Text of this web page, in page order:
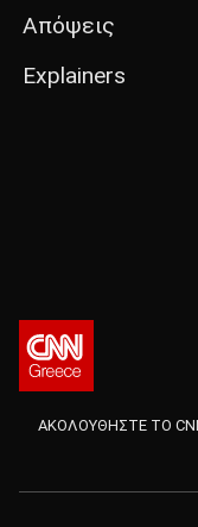
Απόψεις
Explainers
ΑΚΟΛΟΥΘΗΣΤΕ ΤΟ